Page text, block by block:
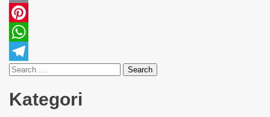
Email
Pinterest
WhatsApp
Telegram
Kategori